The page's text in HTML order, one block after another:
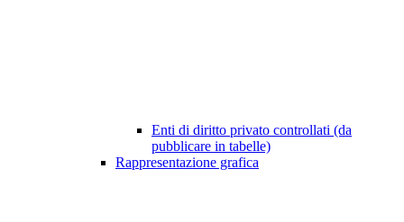
Enti di diritto privato controllati (da
pubblicare in tabelle)
Rappresentazione grafica